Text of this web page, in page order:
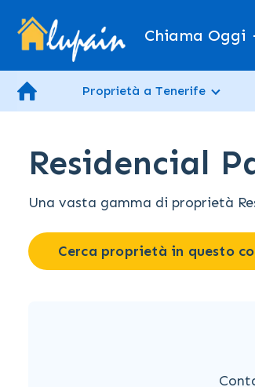
Chiama Oggi
Proprietà a Tenerife
Residencial
Una vasta gamma di proprietà
Cerca proprietà in questo